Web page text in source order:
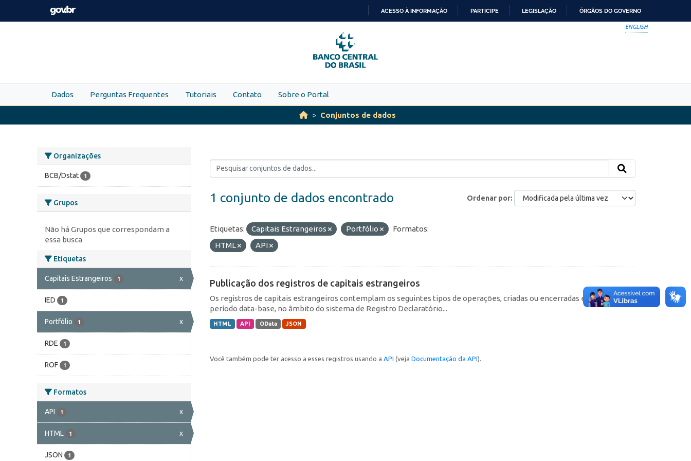
Skip to main content
PARA
O
CONTEÚDO
ACESSO À INFORMAÇÃO PARTICIPE LEGISLAÇÃO ÓRGÃOS DO GOVERNO
ENGLISH
Dados Perguntas Frequentes Tutoriais Contato Sobre o Portal
Conjuntos de dados
Organizações
BCB/Dstat 1
Grupos
Não há Grupos que correspondam a
essa busca
Etiquetas
Capitais Estrangeiros 1 x
IED 1
Portfólio 1 x
RDE 1
ROF 1
Formatos
API 1 x
HTML 1 x
JSON 1
Ordenar por
1 conjunto de dados encontrado
Etiquetas: Capitais Estrangeiros Portfólio
Formatos:
HTML
API
Publicação dos registros de capitais estrangeiros
Os registros de capitais estrangeiros contemplam os seguintes tipos de operações, criadas ou encerradas em cada
período data-base, no âmbito do sistema de Registro Declaratório...
HTML API OData JSON
Você também pode ter acesso a esses registros usando a API (veja Documentação da API).